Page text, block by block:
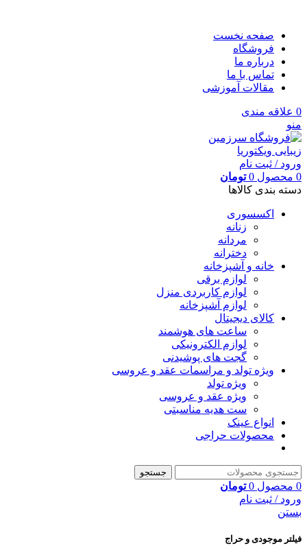
صفحه نخست
فروشگاه
درباره ما
تماس با ما
مقالات آموزشی
0 علاقه مندی
منو
ورود / ثبت نام
0 محصول 0 تومان
دسته بندی کالاها
اکسسوری
زنانه
مردانه
دخترانه
خانه و آشپزخانه
لوازم برقی
لوازم کاربردی منزل
لوازم آشپزخانه
کالای دیجیتال
ساعت های هوشمند
لوازم الکترونیکی
گجت های پوشیدنی
ویژه تولد و مراسمات عقد و عروسی
ویژه تولد
ویژه عقد و عروسی
ست هدیه مناسبتی
انواع عینک
محصولات حراجی
جستجو
0 محصول 0 تومان
ورود / ثبت نام
بستن
فیلتر موجودی و حراج